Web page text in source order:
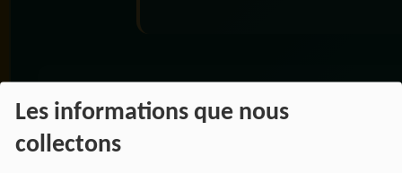
Les informations que nous
collectons
AFRICA — LA PAROLE
EST UNE FORCE